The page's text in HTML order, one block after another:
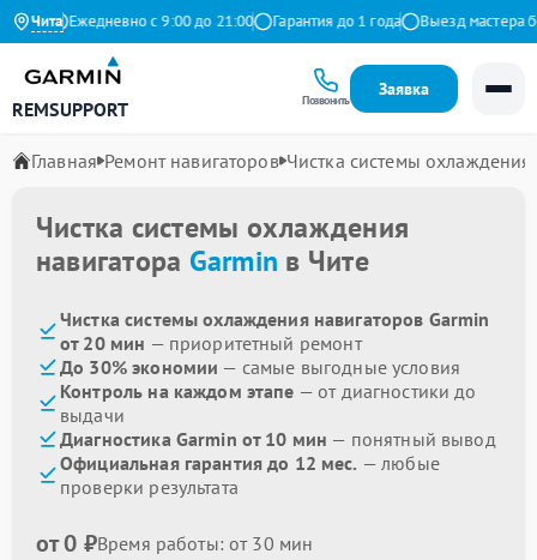
ЧитаЕжедневно с 9:00 до 21:00 Гарантия до 1 года Выезд мастера
REMSUPPORT Позвонить
Заявка
Главная Ремонт навигаторов Чистка системы охлаждения
Чистка системы охлаждения
навигатора Garmin в Чите
Чистка системы охлаждения навигаторов Garmin
от 20 мин — приоритетный ремонт
До 30% экономии — самые выгодные условия
Контроль на каждом этапе — от диагностики до
выдачи
Диагностика Garmin от 10 мин — понятный вывод
Официальная гарантия до 12 мес. — любые
проверки результата
от 0 ₽Время работы: от 30 мин